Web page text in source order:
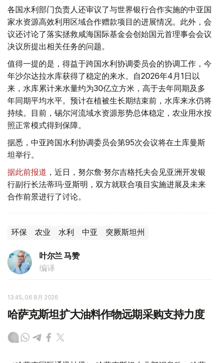
各国水利部门负责人还审议了与世界银行合作实施的中亚国
家水资源高效利用区域合作赠款项目的进展情况。此外，会
议还讨论了落实拯救咸海国际基金会创始国元首理事会会议
决议所提出相关任务的问题。
值得一提的是，得益于跨国水利协调委员会的协调工作，今
年沙尔达拉水库获得了稳定的来水。自2026年4月1日以
来，水库累计来水量约为30亿立方米，高于去年同期及多
年同期平均水平。预计在植被生长期结束前，水库来水仍将
持续。目前，锡尔河流域水资源形势总体稳定，农业用水按
照正常模式得到保障。
据悉，中亚跨国水利协调委员会第95次会议将在土库曼斯
坦举行。
据此前报道 ，近日，努尔詹·努尔吉格托夫会见亚洲开发银
行副行长法蒂玛·亚斯明，双方就联合项目实施进展及未来
合作前景进行了讨论。
环保 农业 水利 中亚 突厥斯坦州
叶尔兰 马赞
编译
13:45, 06 8月 2026
哈萨克斯坦扩大油料作物远期采购支持力度